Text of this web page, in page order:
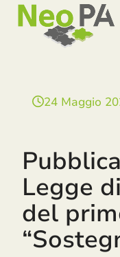
SkipOpen
mobile
menu
Close
mobile
menu
24 Maggio
Legge
del